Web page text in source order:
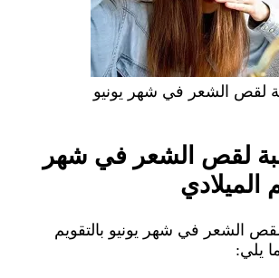
لقص الشعر في شهر يونيو
لقص الشعر في شهر
الميلادي
لقص الشعر في شهر يونيو بالتقويم
يلي: